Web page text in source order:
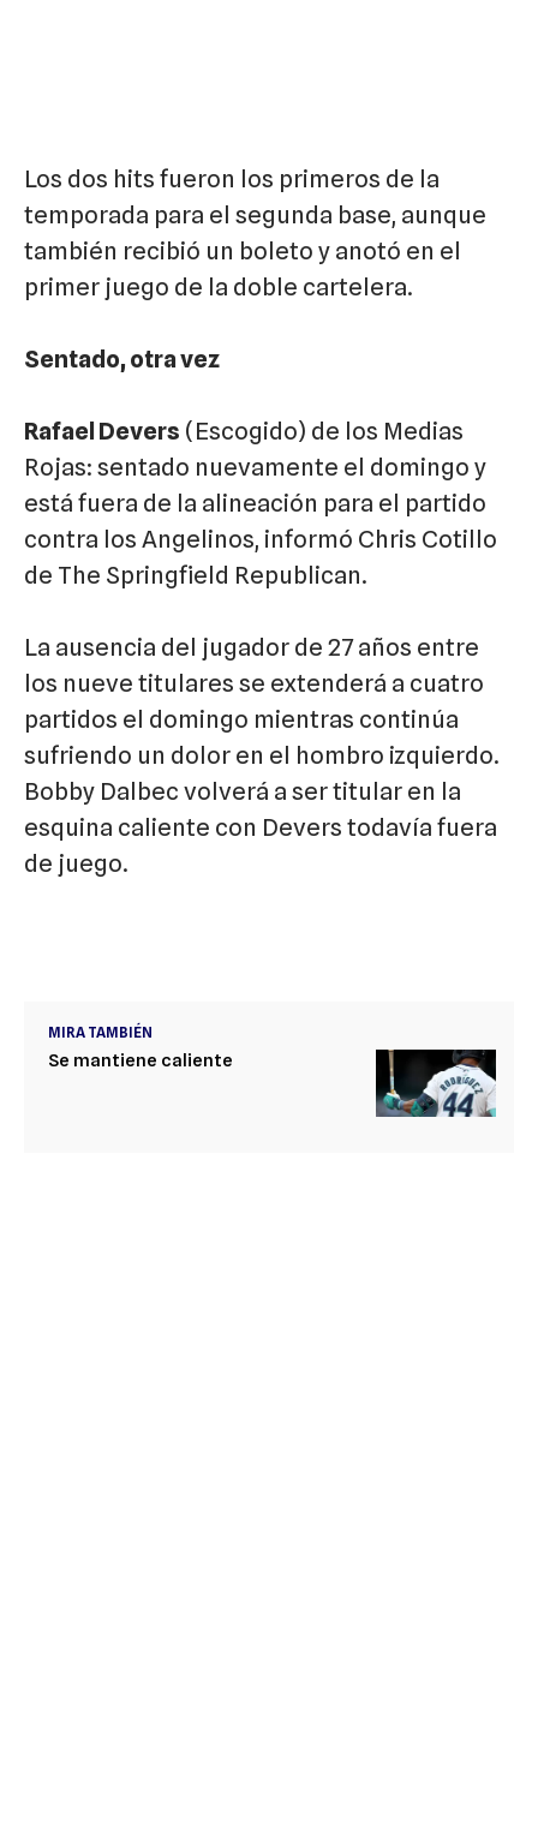
Los dos hits fueron los primeros de la
temporada para el segunda base, aunque
también recibió un boleto y anotó en el
primer juego de la doble cartelera.
Sentado, otra vez
Rafael Devers (Escogido) de los Medias
Rojas: sentado nuevamente el domingo y
está fuera de la alineación para el partido
contra los Angelinos, informó Chris Cotillo
de The Springfield Republican.
La ausencia del jugador de 27 años entre
los nueve titulares se extenderá a cuatro
partidos el domingo mientras continúa
sufriendo un dolor en el hombro izquierdo.
Bobby Dalbec volverá a ser titular en la
esquina caliente con Devers todavía fuera
de juego.
MIRA TAMBIÉN
Se mantiene caliente